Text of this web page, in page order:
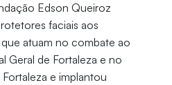
Edson Queiroz
faciais aos
atuam no combate ao
Geral de Fortaleza e no
e implantou